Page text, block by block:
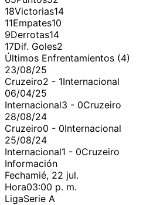
18Victorias14
11Empates10
9Derrotas14
17Dif. Goles2
Últimos Enfrentamientos (4)
23/08/25
Cruzeiro2 - 1Internacional
06/04/25
Internacional3 - 0Cruzeiro
28/08/24
Cruzeiro0 - 0Internacional
25/08/24
Internacional1 - 0Cruzeiro
Información
Fechamié, 22 jul.
Hora03:00 p. m.
LigaSerie A